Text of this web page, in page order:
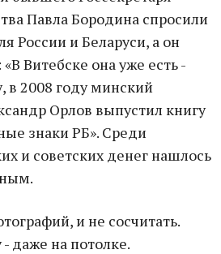
Павла Бородина спросили
России и Беларуси, а он
Витебске она уже есть -
в 2008 году минский
Орлов выпустил книгу
знаки РБ». Среди
и советских денег нашлось
и не сосчитать.
даже на потолке.